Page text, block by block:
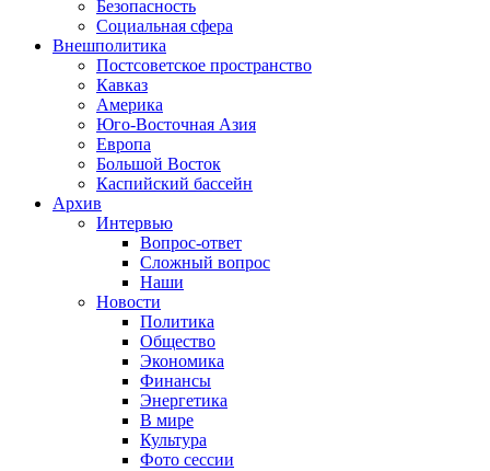
Безопасность
Социальная сфера
Внешполитика
Постсоветское пространство
Кавказ
Америка
Юго-Восточная Азия
Европа
Большой Восток
Каспийский бассейн
Архив
Интервью
Вопрос-ответ
Сложный вопрос
Наши
Новости
Политика
Общество
Экономика
Финансы
Энергетика
В мире
Культура
Фото сессии